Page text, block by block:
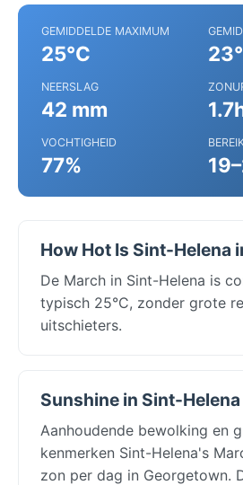
GEMIDDELDE MAXIMUM
25°C
NEERSLAG
42 mm
VOCHTIGHEID
77%
How Hot Is Sint-Helena
De March in Sint-Helena is
typisch 25°C, zonder grote
uitschieters.
Sunshine in Sint-
Aanhoudende bewolking en
kenmerken Sint-Helena's
zon per dag in Georgetown.